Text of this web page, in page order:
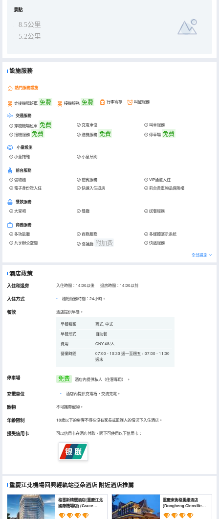
景點
8.5公里
5.2公里
設施服務
熱門服務設施
穿梭機場班車 免費 接機服務 免費 行李寄存 叫醒服務
交通服務
穿梭機場班車 免費 充電車位
叫車服務
接機服務 免費 送機服務 免費 停車場 免費
小童設施
小童拖鞋 小童牙刷
前台服務
儲物櫃 禮賓服務
VIP通道入住
電子身份證入住
快速入住退房 前台貴重物品保險櫃
餐飲服務
大堂吧 餐廳 送餐服務
商務服務
多功能廳 商務服務
多媒體演示系統
共享辦公空間
會議廳 附加费 快遞服務
全部設施
酒店政策
入住和退房 入住時間：14:00以後 退房時間：14:00以前
入住方式 櫃枱服務時間：24小時。
餐飲 酒店提供早餐。
早餐種類
西式, 中式
早餐形式
自助餐
費用
CNY 48/人
營業時間
07:00 - 10:30 週一至週五，07:00 - 11:00
週末
停車場 免费 酒店內提供私人（住客專用） 。
充電車位 • 酒店內提供充電樁，交流充電。
寵物 不可攜帶寵物。
年齡限制 18歲以下的房客不得在沒有家長或監護人的情況下入住酒店。
接受信用卡 可以信用卡在酒店付款，閣下可使用以下信用卡：
重慶江北機場回興輕軌站亞朵酒店 附近酒店推薦
格雷斯精選酒店(重慶江北
國際機場店) (Grace
(Chongqing Jiangbei
重慶東衡格瀾維酒店
(Dongheng Glenville